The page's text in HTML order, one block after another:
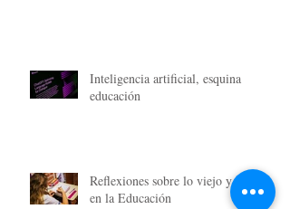
Inteligencia artificial, esquina
educación
Reflexiones sobre lo viejo y lo nuevo
en la Educación